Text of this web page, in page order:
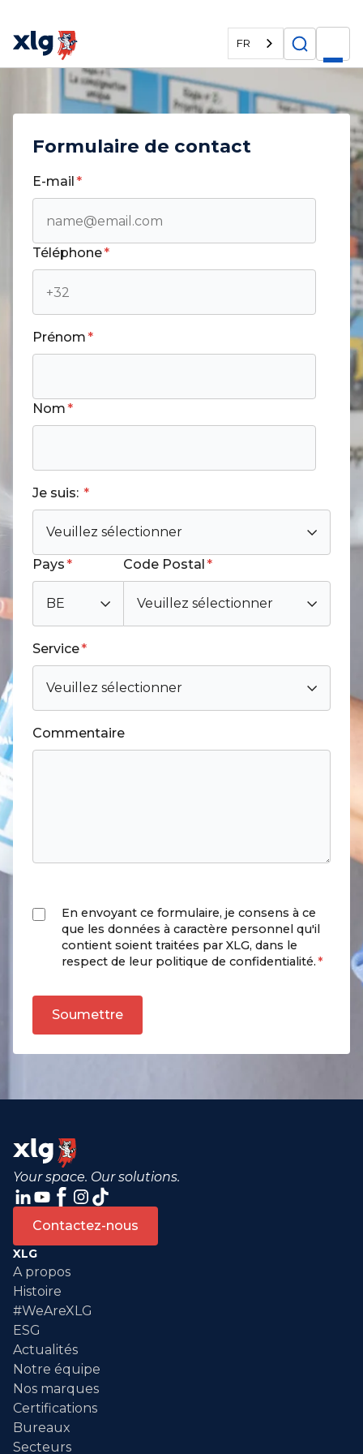
FR
Formulaire de contact
E-mail*
Téléphone*
Prénom*
Nom*
Je suis: *
Pays* Code Postal*
Service*
Commentaire
En envoyant ce formulaire, je consens à ce
que les données à caractère personnel qu'il
contient soient traitées par XLG, dans le
respect de leur politique de confidentialité.*
Your space. Our solutions.
Contactez-nous
XLG
A propos
Histoire
#WeAreXLG
ESG
Actualités
Notre équipe
Nos marques
Certifications
Bureaux
Secteurs